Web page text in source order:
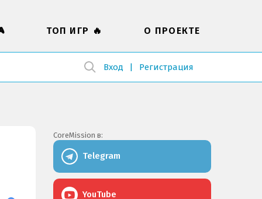
Вход Регистрация
ТОП ИГР 🔥 О ПРОЕКТЕ
CoreMission в:
Telegram
YouTube